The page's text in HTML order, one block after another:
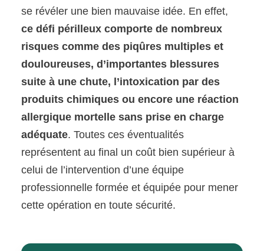
se révéler une bien mauvaise idée. En effet,
ce défi périlleux comporte de nombreux
risques comme des piqûres multiples et
douloureuses, d’importantes blessures
suite à une chute, l’intoxication par des
produits chimiques ou encore une réaction
allergique mortelle sans prise en charge
adéquate. Toutes ces éventualités
représentent au final un coût bien supérieur à
celui de l’intervention d’une équipe
professionnelle formée et équipée pour mener
cette opération en toute sécurité.